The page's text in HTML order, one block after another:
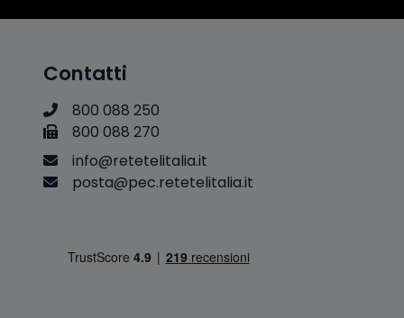
Contatti
800 088 250
800 088 270
info@retetelitalia.it
posta@pec.retetelitalia.it